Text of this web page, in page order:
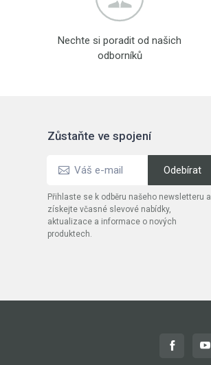
Nechte si poradit od našich
odborníků
Zůstaňte ve spojení
Přihlaste se k odběru našeho newsletteru a
získejte včasné slevové nabídky,
aktualizace a informace o nových
produktech.